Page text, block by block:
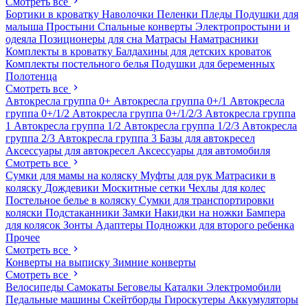
Бортики в кроватку Наволочки Пеленки Пледы Подушки для
малыша Простыни Спальные конверты Электропростыни и
одеяла Позиционеры для сна Матрасы Наматрасники
Комплекты в кроватку Балдахины для детских кроваток
Комплекты постельного белья Подушки для беременных
Полотенца
Смотреть все
Автокресла группа 0+ Автокресла группа 0+/1 Автокресла
группа 0+/1/2 Автокресла группа 0+/1/2/3 Автокресла группа
1 Автокресла группа 1/2 Автокресла группа 1/2/3 Автокресла
группа 2/3 Автокресла группа 3 Базы для автокресел
Аксессуары для автокресел Аксессуары для автомобиля
Смотреть все
Сумки для мамы на коляску Муфты для рук Матрасики в
коляску Дождевики Москитные сетки Чехлы для колес
Постельное белье в коляску Сумки для транспортировки
коляски Подстаканники Замки Накидки на ножки Бампера
для колясок Зонты Адаптеры Подножки для второго ребенка
Прочее
Смотреть все
Конверты на выписку Зимние конверты
Смотреть все
Велосипеды Самокаты Беговелы Каталки Электромобили
Педальные машины Скейтборды Гироскутеры Аккумуляторы